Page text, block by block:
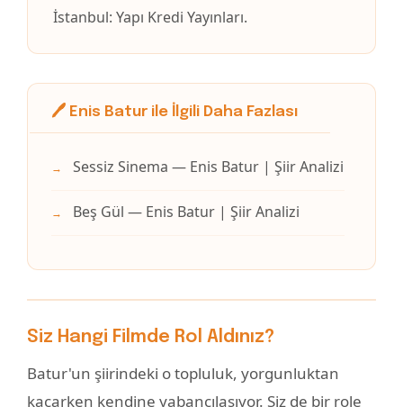
İstanbul: Yapı Kredi Yayınları.
🖊️ Enis Batur ile İlgili Daha Fazlası
→ Sessiz Sinema — Enis Batur | Şiir Analizi
→ Beş Gül — Enis Batur | Şiir Analizi
Siz Hangi Filmde Rol Aldınız?
Batur'un şiirindeki o topluluk, yorgunluktan
kaçarken kendine yabancılaşıyor. Siz de bir role